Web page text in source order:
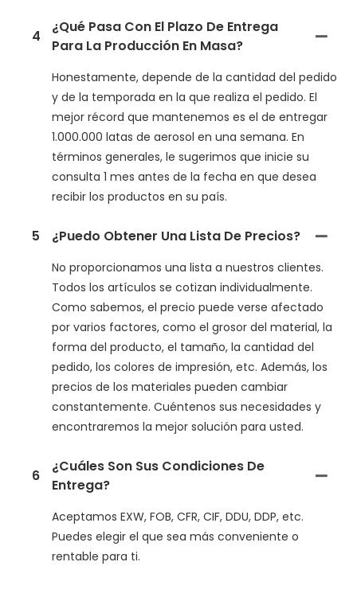
4
¿Qué Pasa Con El Plazo De Entrega
Para La Producción En Masa?
Honestamente, depende de la cantidad del pedido
y de la temporada en la que realiza el pedido. El
mejor récord que mantenemos es el de entregar
1.000.000 latas de aerosol en una semana. En
términos generales, le sugerimos que inicie su
consulta 1 mes antes de la fecha en que desea
recibir los productos en su país.
5 ¿Puedo Obtener Una Lista De Precios?
No proporcionamos una lista a nuestros clientes.
Todos los artículos se cotizan individualmente.
Como sabemos, el precio puede verse afectado
por varios factores, como el grosor del material, la
forma del producto, el tamaño, la cantidad del
pedido, los colores de impresión, etc. Además, los
precios de los materiales pueden cambiar
constantemente. Cuéntenos sus necesidades y
encontraremos la mejor solución para usted.
6
¿Cuáles Son Sus Condiciones De
Entrega?
Aceptamos EXW, FOB, CFR, CIF, DDU, DDP, etc.
Puedes elegir el que sea más conveniente o
rentable para ti.